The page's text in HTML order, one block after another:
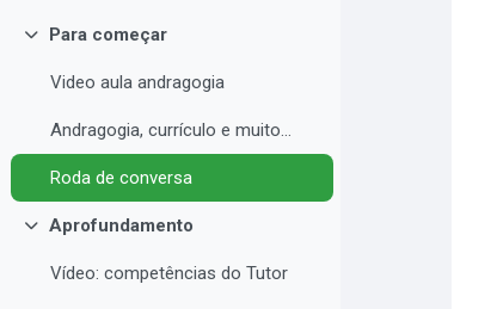
Contrair
Para começar
Video aula andragogia
Andragogia, currículo e muito mais
Roda de conversa
Contrair
Aprofundamento
Vídeo: competências do Tutor